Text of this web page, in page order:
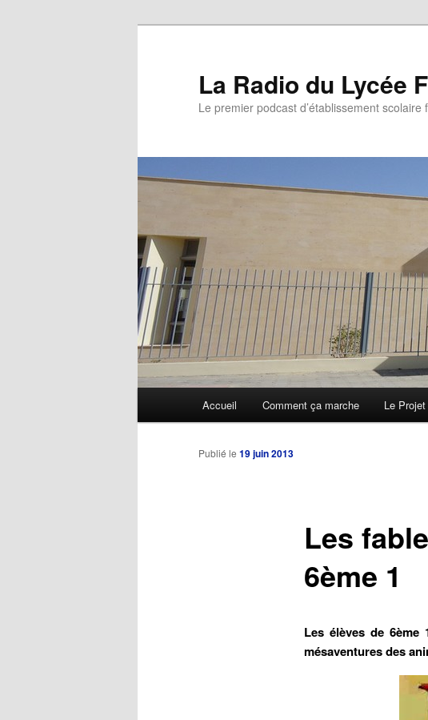
La Radio du Lycée
Le premier podcast d’établissement
Aller
au
Accueil Comment ça marche Le
Les
6ème 1
Publié le 19 juin 2013
Les élèves de
mésaventures des